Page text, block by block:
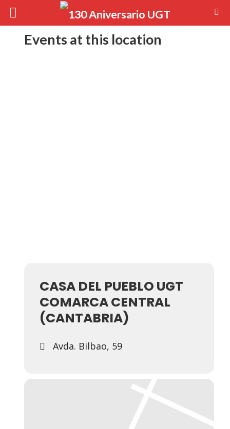
Events at this location
CASA DEL PUEBLO UGT
COMARCA CENTRAL
(CANTABRIA)
Avda. Bilbao, 59